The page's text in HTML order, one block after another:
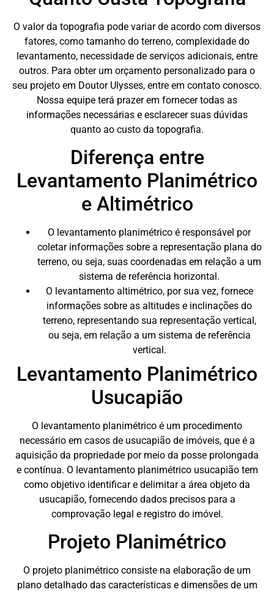
O valor da topografia pode variar de acordo com diversos
fatores, como tamanho do terreno, complexidade do
levantamento, necessidade de serviços adicionais, entre
outros. Para obter um orçamento personalizado para o
seu projeto em Doutor Ulysses, entre em contato conosco.
Nossa equipe terá prazer em fornecer todas as
informações necessárias e esclarecer suas dúvidas
quanto ao custo da topografia.
Diferença entre
Levantamento Planimétrico
e Altimétrico
O levantamento planimétrico é responsável por
coletar informações sobre a representação plana do
terreno, ou seja, suas coordenadas em relação a um
sistema de referência horizontal.
O levantamento altimétrico, por sua vez, fornece
informações sobre as altitudes e inclinações do
terreno, representando sua representação vertical,
ou seja, em relação a um sistema de referência
vertical.
Levantamento Planimétrico
Usucapião
O levantamento planimétrico é um procedimento
necessário em casos de usucapião de imóveis, que é a
aquisição da propriedade por meio da posse prolongada
e contínua. O levantamento planimétrico usucapião tem
como objetivo identificar e delimitar a área objeto da
usucapião, fornecendo dados precisos para a
comprovação legal e registro do imóvel.
Projeto Planimétrico
O projeto planimétrico consiste na elaboração de um
plano detalhado das características e dimensões de um